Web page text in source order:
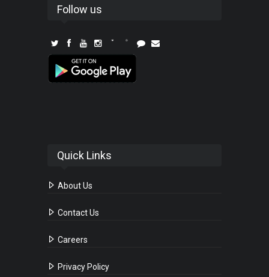
Follow us
Quick Links
About Us
Contact Us
Careers
Privacy Policy